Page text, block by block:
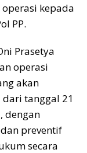
kepada
PP.
Prasetya
operasi
akan
tanggal 21
dengan
preventif
secara